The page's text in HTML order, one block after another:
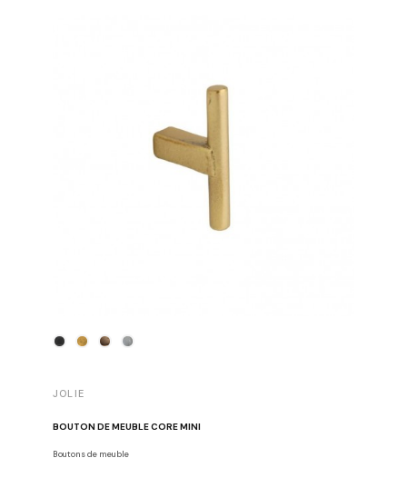
JOLIE
BOUTON DE MEUBLE CORE MINI
Boutons de meuble